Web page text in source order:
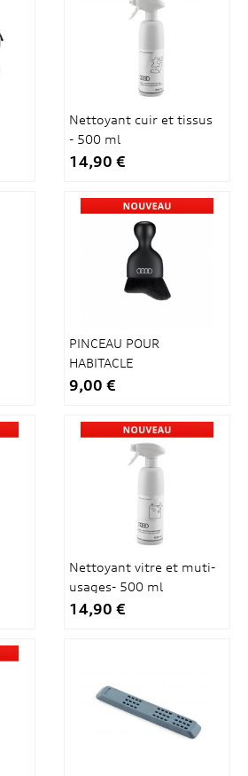
Nettoyant cuir et tissus
- 500 ml
14,90 €
PINCEAU POUR
HABITACLE
9,00 €
Nettoyant vitre et muti-
usages- 500 ml
14,90 €